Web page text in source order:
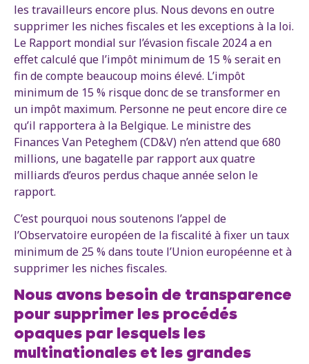
les travailleurs encore plus. Nous devons en outre
supprimer les niches fiscales et les exceptions à la loi.
Le Rapport mondial sur l’évasion fiscale 2024 a en
effet calculé que l’impôt minimum de 15 % serait en
fin de compte beaucoup moins élevé. L’impôt
minimum de 15 % risque donc de se transformer en
un impôt maximum. Personne ne peut encore dire ce
qu’il rapportera à la Belgique. Le ministre des
Finances Van Peteghem (CD&V) n’en attend que 680
millions, une bagatelle par rapport aux quatre
milliards d’euros perdus chaque année selon le
rapport.
C’est pourquoi nous soutenons l’appel de
l’Observatoire européen de la fiscalité à fixer un taux
minimum de 25 % dans toute l’Union européenne et à
supprimer les niches fiscales.
Nous avons besoin de transparence
pour supprimer les procédés
opaques par lesquels les
multinationales et les grandes